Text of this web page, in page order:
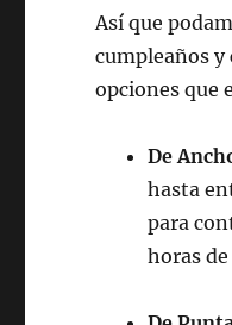
Así que
cumpleaños y
opciones que
De
hasta
para
horas